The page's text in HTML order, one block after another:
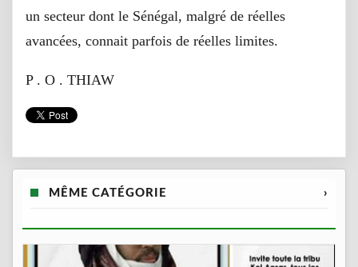
un secteur dont le Sénégal, malgré de réelles
avancées, connait parfois de réelles limites.
P . O . THIAW
MÊME CATÉGORIE ›